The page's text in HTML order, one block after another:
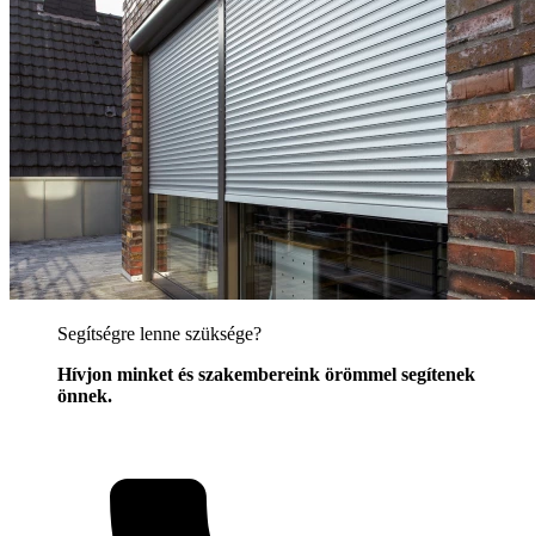
Segítségre lenne szüksége?
Hívjon minket és szakembereink örömmel segítenek
önnek.